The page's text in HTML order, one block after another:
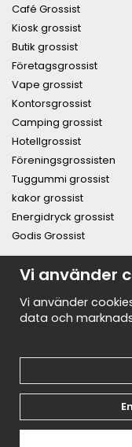
Café Grossist
Kiosk grossist
Butik grossist
Företagsgrossist
Vape grossist
Kontorsgrossist
Camping grossist
Hotellgrossist
Föreningsgrossisten
Tuggummi grossist
kakor grossist
Energidryck grossist
Godis Grossist
PRENUMERERA PÅ
ERBJUDANDEN OCH
E-
postadress
Vi använder
Vi använder
data och